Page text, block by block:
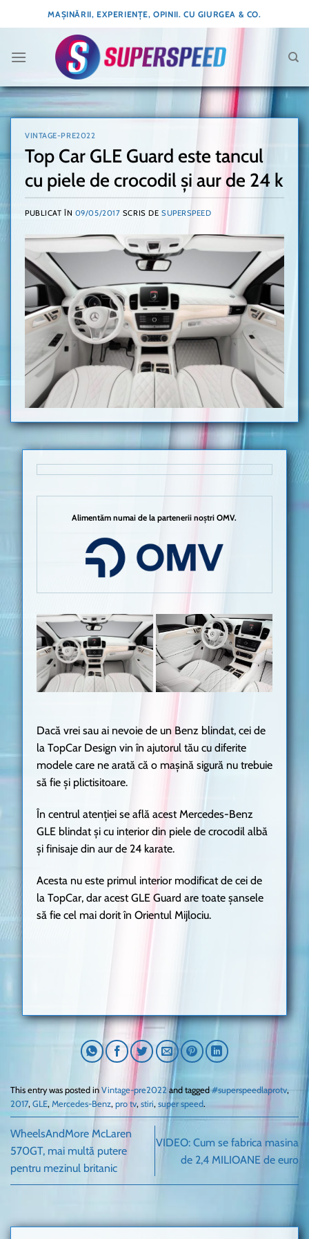
to
MAȘINĂRII, EXPERIENȚE, OPINII. CU GIURGEA & CO.
VINTAGE-PRE2022
Top Car GLE Guard este tancul
cu piele de crocodil și aur de 24 k
PUBLICAT ÎN 09/05/2017 SCRIS DE SUPERSPEED
Alimentăm numai de la partenerii noștri OMV.
Dacă vrei sau ai nevoie de un Benz blindat, cei de
la TopCar Design vin în ajutorul tău cu diferite
modele care ne arată că o mașină sigură nu trebuie
să fie și plictisitoare.
În centrul atenției se află acest Mercedes-Benz
GLE blindat și cu interior din piele de crocodil albă
și finisaje din aur de 24 karate.
Acesta nu este primul interior modificat de cei de
la TopCar, dar acest GLE Guard are toate șansele
să fie cel mai dorit în Orientul Mijlociu.
This entry was posted in Vintage-pre2022 and tagged#superspeedlaprotv,
2017, GLE, Mercedes-Benz, pro tv, stiri, super speed.
WheelsAndMore McLaren
570GT, mai multă putere
pentru mezinul britanic
VIDEO: Cum se fabrica masina
de 2,4 MILIOANE de euro